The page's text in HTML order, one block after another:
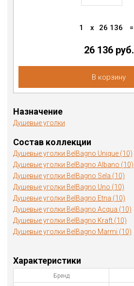
1 x 26 136 =
26 136 руб.
В корзину
Назначение
Душевые уголки
Состав коллекции
Душевые уголки BelBagno Unique (10)
Душевые уголки BelBagno Albano (10)
Душевые уголки BelBagno Sela (10)
Душевые уголки BelBagno Uno (10)
Душевые уголки BelBagno Etna (10)
Душевые уголки BelBagno Acqua (10)
Душевые уголки BelBagno Kraft (10)
Душевые уголки BelBagno Marmi (10)
Характеристики
Бренд